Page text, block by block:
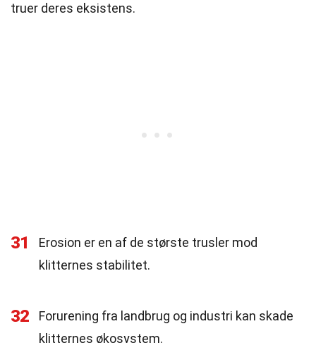
truer deres eksistens.
31
Erosion er en af de største trusler mod
klitternes stabilitet.
32
Forurening fra landbrug og industri kan skade
klitternes økosystem.